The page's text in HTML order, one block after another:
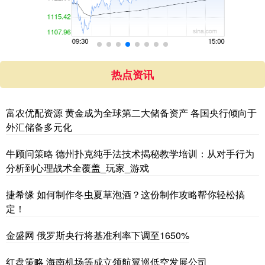
热点资讯
富农优配资源 黄金成为全球第二大储备资产 各国央行倾向于
外汇储备多元化
牛顾问策略 德州扑克纯手法技术揭秘教学培训：从对手行为
分析到心理战术全覆盖_玩家_游戏
捷希缘 如何制作冬虫夏草泡酒？这份制作攻略帮你轻松搞
定！
金盛网 俄罗斯央行将基准利率下调至1650%
红盘策略 海南机场等成立领航翼巡低空发展公司